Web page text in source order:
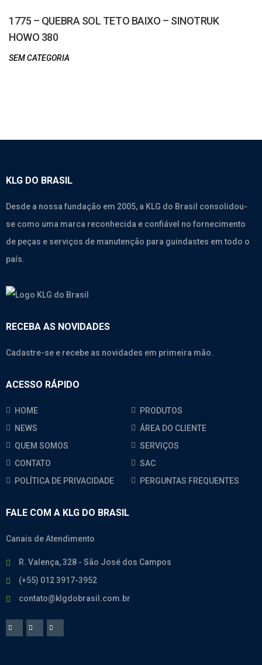
1775 – QUEBRA SOL TETO BAIXO – SINOTRUK
HOWO 380
SEM CATEGORIA
KLG DO BRASIL
Desde a nossa fundação em 2005, a KLG do Brasil consolidou-
se como uma marca reconhecida e confiável no fornecimento
de peças e serviços de manutenção para guindastes em todo o
país.
RECEBA AS NOVIDADES
Cadastre-se e recebe as novidades em primeira mão.
ACESSO RÁPIDO
HOME
PRODUTOS
NEWS
ÁREA DO CLIENTE
QUEM SOMOS
SERVIÇOS
CONTATO
SAC
POLÍTICA DE PRIVACIDADE
PERGUNTAS FREQUENTES
FALE COM A KLG DO BRASIL
Canais de Atendimento
R. Valença, 328 - São José dos Campos
(+55) 012 3917-3952
contato@klgdobrasil.com.br